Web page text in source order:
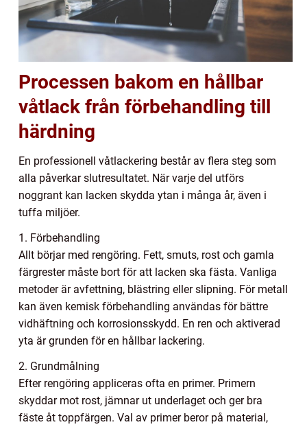
Processen bakom en hållbar
våtlack från förbehandling till
härdning
En professionell våtlackering består av flera steg som
alla påverkar slutresultatet. När varje del utförs
noggrant kan lacken skydda ytan i många år, även i
tuffa miljöer.
1. Förbehandling
Allt börjar med rengöring. Fett, smuts, rost och gamla
färgrester måste bort för att lacken ska fästa. Vanliga
metoder är avfettning, blästring eller slipning. För metall
kan även kemisk förbehandling användas för bättre
vidhäftning och korrosionsskydd. En ren och aktiverad
yta är grunden för en hållbar lackering.
2. Grundmålning
Efter rengöring appliceras ofta en primer. Primern
skyddar mot rost, jämnar ut underlaget och ger bra
fäste åt toppfärgen. Val av primer beror på material,